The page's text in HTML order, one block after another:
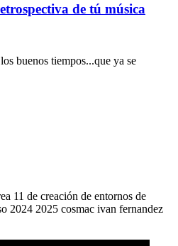
de tú música
buenos tiempos...que ya se
11 de creación de entornos de
2024 2025 cosmac ivan fernandez